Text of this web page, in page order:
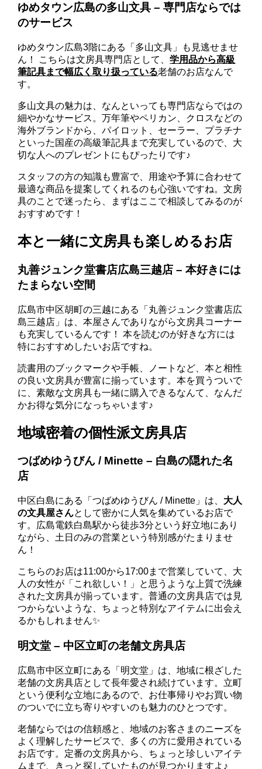
ゆめタウン広島の多山文具 – 専門店ならでは
のサービス
ゆめタウン広島3階にある「多山文具」も見逃せませ
ん！ こちらは文房具専門店として、学用品から高級
筆記具まで幅広く取り扱っている老舗のお店なんで
す。
多山文具の魅力は、なんといっても専門店ならではの
細やかなサービス。万年筆やペリカン、クロスなどの
海外ブランドから、パイロット、セーラー、プラチナ
といった国産の高級筆記具まで充実しているので、大
切な人へのプレゼントにもぴったりです♪
スタッフの方の知識も豊富で、用途や予算に合わせて
最適な商品を提案してくれるのも心強いですね。文房
具のことで迷ったら、まずはここで相談してみるのが
おすすめです！
本と一緒に文房具も楽しめるお店
丸善ジュンク堂書店広島三越店 – 本好きには
たまらない空間
広島市中区胡町の三越にある「丸善ジュンク堂書店広
島三越店」は、本屋さんでありながら文房具コーナー
も充実しているんです！ 本を読むのが好きな方には
特におすすめしたいお店ですね。
読書用のブックマークや手帳、ノートなど、本と相性
の良い文房具が豊富に揃っています。本を買うついで
に、素敵な文房具も一緒に購入できるなんて、なんだ
かお得な気分になっちゃいます♪
地域密着の個性派文房具店
つばめゆうびん / Minette – 白島の隠れた名
店
中区白島にある「つばめゆうびん / Minette」は、 大人
の文具屋さんとして密かに人気を集めているお店で
す。広島電鉄白島駅から徒歩3分という好立地にあり
ながら、土日のみの営業という特別感がたまりませ
ん！
こちらのお店は11:00から17:00まで営業していて、大
人の女性が「これ欲しい！」と思うような上質で洗練
された文房具が揃っています。普通の文房具店では見
つからないような、ちょっと特別なアイテムに出会え
るかもしれません✨
明文堂 – 中区立町の老舗文房具店
広島市中区立町にある「明文堂」は、地域に根ざした
老舗の文房具店として長年愛され続けています。立町
という便利な立地にあるので、お仕事帰りやお買い物
のついでに立ち寄りやすいのも魅力のひとつです。
老舗ならではの信頼感と、地域のお客さまのニーズを
よく理解したサービスで、多くの方に愛用されている
お店です。定番の文房具から、ちょっと珍しいアイテ
ムまで、きっと探していたものが見つかりますよ♪